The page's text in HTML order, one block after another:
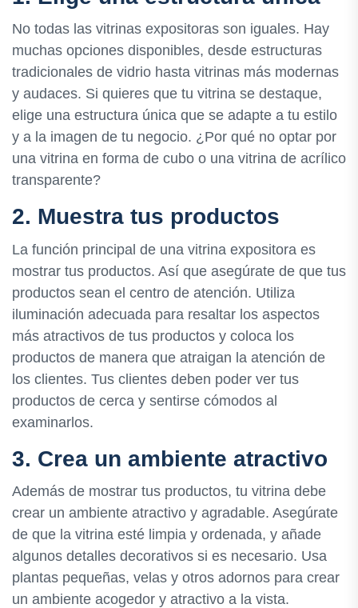
No todas las vitrinas expositoras son iguales. Hay
muchas opciones disponibles, desde estructuras
tradicionales de vidrio hasta vitrinas más modernas
y audaces. Si quieres que tu vitrina se destaque,
elige una estructura única que se adapte a tu estilo
y a la imagen de tu negocio. ¿Por qué no optar por
una vitrina en forma de cubo o una vitrina de acrílico
transparente?
2. Muestra tus productos
La función principal de una vitrina expositora es
mostrar tus productos. Así que asegúrate de que tus
productos sean el centro de atención. Utiliza
iluminación adecuada para resaltar los aspectos
más atractivos de tus productos y coloca los
productos de manera que atraigan la atención de
los clientes. Tus clientes deben poder ver tus
productos de cerca y sentirse cómodos al
examinarlos.
3. Crea un ambiente atractivo
Además de mostrar tus productos, tu vitrina debe
crear un ambiente atractivo y agradable. Asegúrate
de que la vitrina esté limpia y ordenada, y añade
algunos detalles decorativos si es necesario. Usa
plantas pequeñas, velas y otros adornos para crear
un ambiente acogedor y atractivo a la vista.